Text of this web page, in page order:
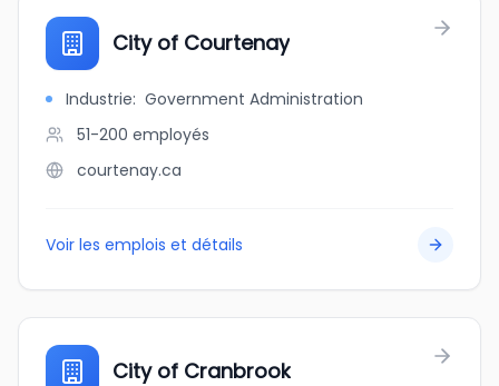
City of Courtenay
Industrie: Government Administration
51-200 employés
courtenay.ca
Voir les emplois et détails
City of Cranbrook